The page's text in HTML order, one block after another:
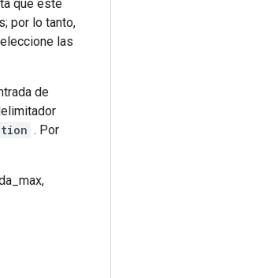
que este
por lo tanto,
las
de
. Por